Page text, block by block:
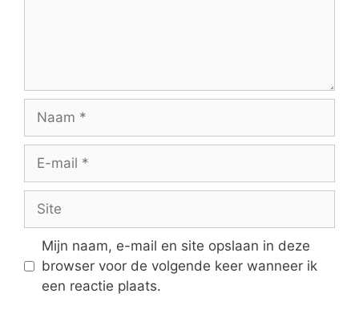
Naam
Site
Mijn naam, e-mail en site opslaan in deze
browser voor de volgende keer wanneer ik
een reactie plaats.